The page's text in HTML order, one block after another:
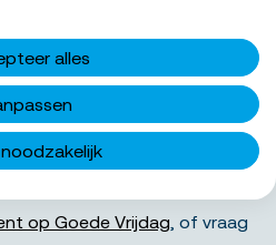
Speel leuke bordspellen samen.
spellen die iedereen
Lees een goed boek, neem
sporten of doe gewoon
op Goede Vrijdag , of vraag
alles